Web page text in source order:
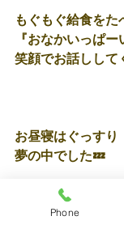
もぐもぐ給食をた
『おなかいっぱー
笑顔でお話しして
お昼寝はぐっすり
夢の中でした💤
Phone